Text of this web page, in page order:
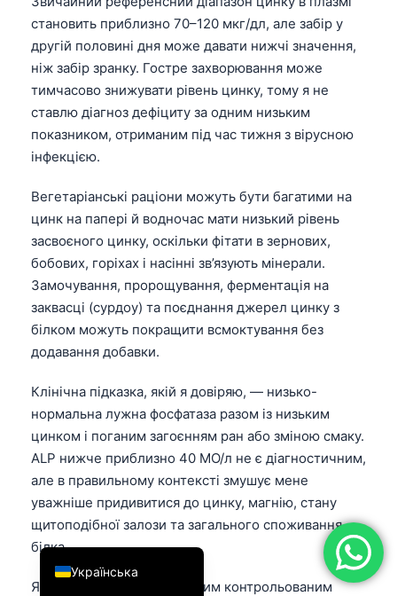
становить приблизно 70–120 мкг/дл, але забір у
другій половині дня може давати нижчі значення,
ніж забір зранку. Гостре захворювання може
тимчасово знижувати рівень цинку, тому я не
ставлю діагноз дефіциту за одним низьким
показником, отриманим під час тижня з вірусною
інфекцією.
Вегетаріанські раціони можуть бути багатими на
цинк на папері й водночас мати низький рівень
засвоєного цинку, оскільки фітати в зернових,
бобових, горіхах і насінні зв’язують мінерали.
Замочування, пророщування, ферментація на
заквасці (сурдоу) та поєднання джерел цинку з
білком можуть покращити всмоктування без
додавання добавки.
Клінічна підказка, якій я довіряю, — низько-
нормальна лужна фосфатаза разом із низьким
цинком і поганим загоєнням ран або зміною смаку.
ALP нижче приблизно 40 МО/л не є діагностичним,
але в правильному контексті змушує мене
уважніше придивитися до цинку, магнію, стану
щитоподібної залози та загального споживання
білка.
Якщо цинк низький, типовим контрольованим
Українська
Deutsch
العربية
Français
Italiano
Português
Ελληνικά
Türkçe
Română
简体中文
فارسی
Български
Dansk
Nederlands
हिन्दी
Bahasa Indonesia
Հայերեն